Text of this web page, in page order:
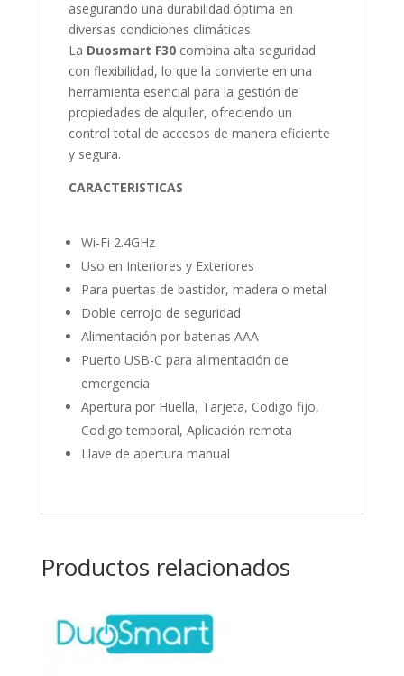
asegurando una durabilidad óptima en
diversas condiciones climáticas.
La Duosmart F30combina alta seguridad
con flexibilidad, lo que la convierte en una
herramienta esencial para la gestión de
propiedades de alquiler, ofreciendo un
control total de accesos de manera eficiente
y segura.
CARACTERISTICAS
Wi-Fi 2.4GHz
Uso en Interiores y Exteriores
Para puertas de bastidor, madera o metal
Doble cerrojo de seguridad
Alimentación por baterias AAA
Puerto USB-C para alimentación de
emergencia
Apertura por Huella, Tarjeta, Codigo fijo,
Codigo temporal, Aplicación remota
Llave de apertura manual
Productos relacionados